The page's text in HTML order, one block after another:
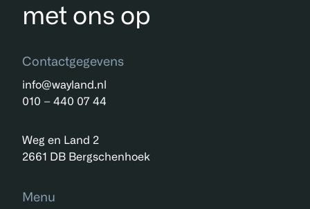
met ons op
Contactgegevens
info@wayland.nl
010 – 440 07 44
Weg en Land 2
2661 DB Bergschenhoek
Menu